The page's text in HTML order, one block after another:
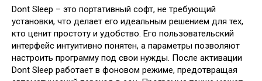
Dont Sleep – это портативный софт, не требующий
установки, что делает его идеальным решением для тех,
кто ценит простоту и удобство. Его пользовательский
интерфейс интуитивно понятен, а параметры позволяют
настроить программу под свои нужды. После активации
Dont Sleep работает в фоновом режиме, предотвращая